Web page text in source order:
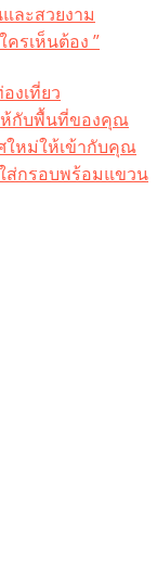
ละสวยงาม
รเห็นต้อง ”
งเที่ยว
ห้กับพื้นที่ของคุณ
ใหม่ให้เข้ากับคุณ
ส่กรอบพร้อมแขวน​